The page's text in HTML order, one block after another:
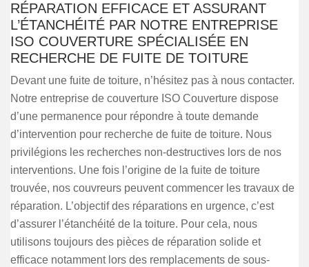
RÉPARATION EFFICACE ET ASSURANT
L’ÉTANCHÉITÉ PAR NOTRE ENTREPRISE
ISO COUVERTURE SPÉCIALISÉE EN
RECHERCHE DE FUITE DE TOITURE
Devant une fuite de toiture, n’hésitez pas à nous contacter.
Notre entreprise de couverture ISO Couverture dispose
d’une permanence pour répondre à toute demande
d’intervention pour recherche de fuite de toiture. Nous
privilégions les recherches non-destructives lors de nos
interventions. Une fois l’origine de la fuite de toiture
trouvée, nos couvreurs peuvent commencer les travaux de
réparation. L’objectif des réparations en urgence, c’est
d’assurer l’étanchéité de la toiture. Pour cela, nous
utilisons toujours des pièces de réparation solide et
efficace notamment lors des remplacements de sous-